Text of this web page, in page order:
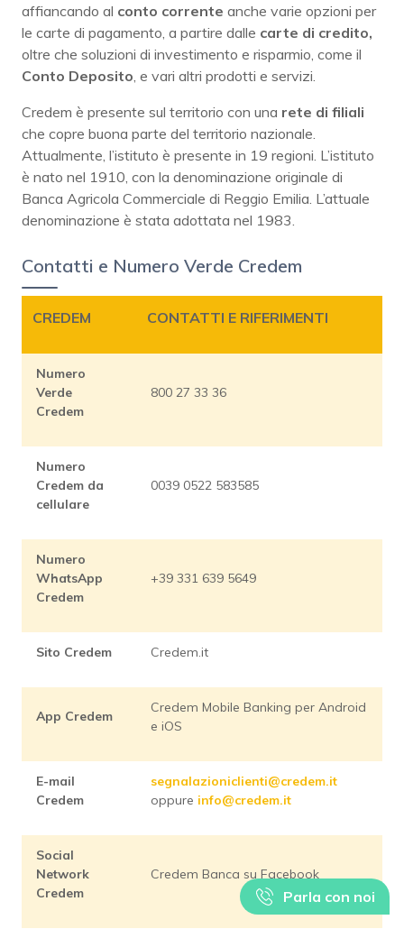
affiancando al conto corrente anche varie opzioni per
le carte di pagamento, a partire dalle carte di credito,
oltre che soluzioni di investimento e risparmio, come il
Conto Deposito, e vari altri prodotti e servizi.
Credem è presente sul territorio con una rete di filiali
che copre buona parte del territorio nazionale.
Attualmente, l’istituto è presente in 19 regioni. L’istituto
è nato nel 1910, con la denominazione originale di
Banca Agricola Commerciale di Reggio Emilia. L’attuale
denominazione è stata adottata nel 1983.
Contatti e Numero Verde Credem
CREDEM CONTATTI E RIFERIMENTI
Numero
Verde
Credem
800 27 33 36
Numero
Credem da
cellulare
0039 0522 583585
Numero
WhatsApp
Credem
+39 331 639 5649
Sito Credem Credem.it
App Credem
Credem Mobile Banking per Android
e iOS
E-mail
Credem
segnalazioniclienti@credem.it
oppure info@credem.it
Social
Network
Credem
Credem Banca su Facebook
Parla con noi